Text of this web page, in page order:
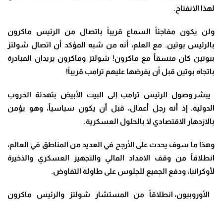
لهذا الانفتاح .
ولن يكون مفاجئاً السماع قريباً باتصال من الرئيس ماكرون
بالرئيس بوتين. مع العلم، أنه من شبه المؤكد أن اتصال شولتز
ببوتين كان منسقاً مع ماكرون! شولتز وماكرون يريدان المبادرة
باتجاه بوتين قبل أن يفرضها عليهم ترامب قريباً!
يبشر وصول الرئيس ترامب إلى البيت الأبيض بتهدئة الحروب
الدولية. إذ أنه رجل أعمال، قبل أن يكون سياسياً، وهو يؤمن
بالازدهار الاقتصادي لا بالحلول العسكرية.
وهذا ما سوف يحدث على الأرجح في العديد من المناطق في العالم،
انطلاقاً من وقف الامداد المالي والتجهيز العسكري والذخيرة
لأوكرانيا، ودفع الجميع للجلوس على طاولة التفاوض.
الأوروبيون، انطلاقاً من المستشار شولتز والرئيس ماكرون